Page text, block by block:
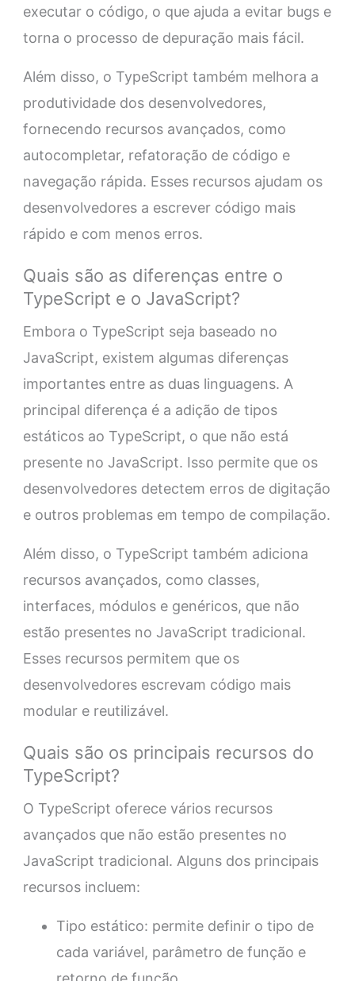
executar o código, o que ajuda a evitar bugs e
torna o processo de depuração mais fácil.
Além disso, o TypeScript também melhora a
produtividade dos desenvolvedores,
fornecendo recursos avançados, como
autocompletar, refatoração de código e
navegação rápida. Esses recursos ajudam os
desenvolvedores a escrever código mais
rápido e com menos erros.
Quais são as diferenças entre o
TypeScript e o JavaScript?
Embora o TypeScript seja baseado no
JavaScript, existem algumas diferenças
importantes entre as duas linguagens. A
principal diferença é a adição de tipos
estáticos ao TypeScript, o que não está
presente no JavaScript. Isso permite que os
desenvolvedores detectem erros de digitação
e outros problemas em tempo de compilação.
Além disso, o TypeScript também adiciona
recursos avançados, como classes,
interfaces, módulos e genéricos, que não
estão presentes no JavaScript tradicional.
Esses recursos permitem que os
desenvolvedores escrevam código mais
modular e reutilizável.
Quais são os principais recursos do
TypeScript?
O TypeScript oferece vários recursos
avançados que não estão presentes no
JavaScript tradicional. Alguns dos principais
recursos incluem:
Tipo estático: permite definir o tipo de
cada variável, parâmetro de função e